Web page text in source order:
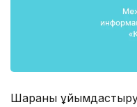
Шараны